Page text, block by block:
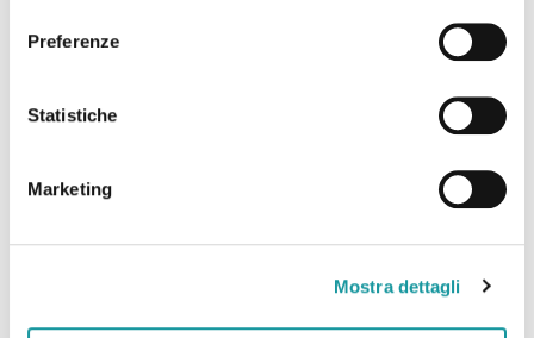
Preferenze
Statistiche
Marketing
Mostra dettagli
Il servizio di Rai TG3 Emilia Romagna relativo a
https://www.rainews.it/tgr/emiliaromagna/video/2023/
b84d-ae137a86349e.html?nxtep